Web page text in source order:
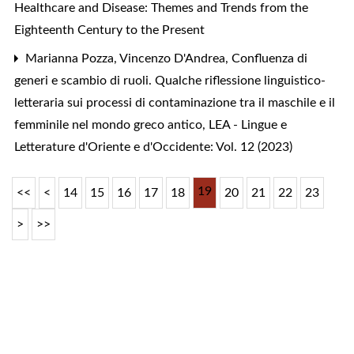
Healthcare and Disease: Themes and Trends from the
Eighteenth Century to the Present
Marianna Pozza, Vincenzo D'Andrea, Confluenza di
generi e scambio di ruoli. Qualche riflessione linguistico-
letteraria sui processi di contaminazione tra il maschile e il
femminile nel mondo greco antico, LEA - Lingue e
Letterature d'Oriente e d'Occidente: Vol. 12 (2023)
<< < 14 15 16 17 18 19 20 21 22 23
> >>